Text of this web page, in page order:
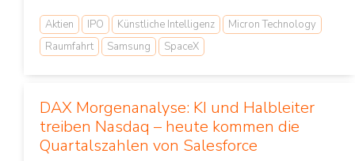
Aktien IPO Künstliche Intelligenz
Micron Technology
Raumfahrt
Samsung SpaceX
DAX Morgenanalyse: KI und Halbleiter
treiben Nasdaq – heute kommen die
Quartalszahlen von Salesforce